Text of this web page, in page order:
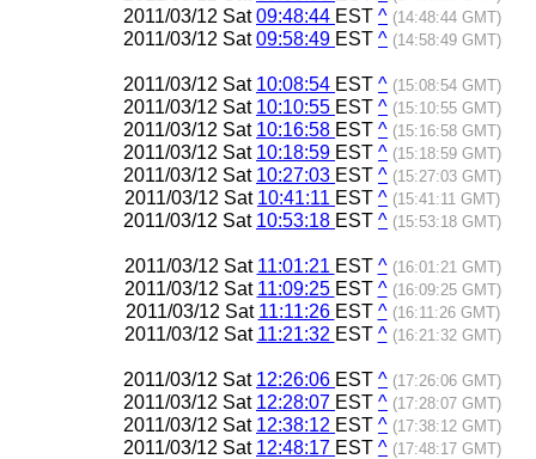
2011/03/12 Sat09:48:44 EST ^ (14:48:44 GMT)
2011/03/12 Sat09:58:49 EST ^ (14:58:49 GMT)
2011/03/12 Sat 10:08:54 EST ^ (15:08:54 GMT)
2011/03/12 Sat 10:10:55 EST ^ (15:10:55 GMT)
2011/03/12 Sat 10:16:58 EST ^ (15:16:58 GMT)
2011/03/12 Sat 10:18:59 EST ^ (15:18:59 GMT)
2011/03/12 Sat 10:27:03 EST ^ (15:27:03 GMT)
2011/03/12 Sat 10:41:11 EST ^ (15:41:11 GMT)
2011/03/12 Sat 10:53:18 EST ^ (15:53:18 GMT)
2011/03/12 Sat 11:01:21 EST ^ (16:01:21 GMT)
2011/03/12 Sat 11:09:25 EST ^ (16:09:25 GMT)
2011/03/12 Sat 11:11:26 EST ^ (16:11:26 GMT)
2011/03/12 Sat 11:21:32 EST ^ (16:21:32 GMT)
2011/03/12 Sat 12:26:06 EST ^ (17:26:06 GMT)
2011/03/12 Sat 12:28:07 EST ^ (17:28:07 GMT)
2011/03/12 Sat 12:38:12 EST ^ (17:38:12 GMT)
2011/03/12 Sat 12:48:17 EST ^ (17:48:17 GMT)